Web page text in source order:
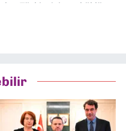
Türkiye’nin en köklü
yardımcısı ve spor
yaptım. Ayrıca Yeni
yapıyorum